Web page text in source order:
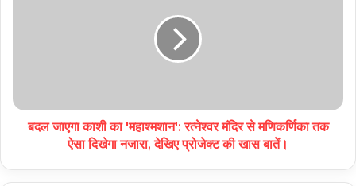
बदल जाएगा काशी का 'महाश्मशान': रत्नेश्वर मंदिर से मणिकर्णिका तक
ऐसा दिखेगा नजारा, देखिए प्रोजेक्ट की खास बातें।